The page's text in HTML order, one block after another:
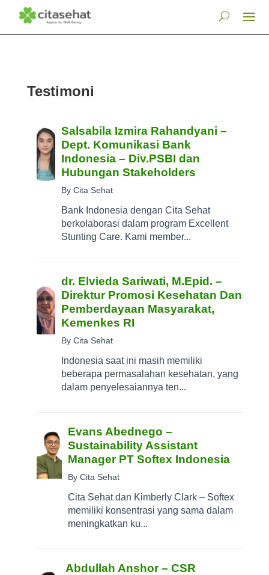
Testimoni
Salsabila Izmira Rahandyani –
Dept. Komunikasi Bank
Indonesia – Div.PSBI dan
Hubungan Stakeholders
By Cita Sehat
Bank Indonesia dengan Cita Sehat
berkolaborasi dalam program Excellent
Stunting Care. Kami member...
dr. Elvieda Sariwati, M.Epid. –
Direktur Promosi Kesehatan Dan
Pemberdayaan Masyarakat,
Kemenkes RI
By Cita Sehat
Indonesia saat ini masih memiliki
beberapa permasalahan kesehatan, yang
dalam penyelesaiannya ten...
Evans Abednego –
Sustainability Assistant
Manager PT Softex Indonesia
By Cita Sehat
Cita Sehat dan Kimberly Clark – Softex
memiliki konsentrasi yang sama dalam
meningkatkan ku...
Abdullah Anshor – CSR